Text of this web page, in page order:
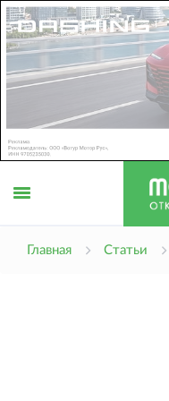
Главная Статьи